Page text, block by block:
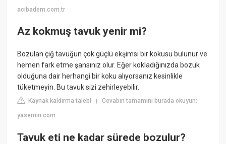
acibadem.com.tr
Az kokmuş tavuk yenir mi?
Bozulan çiğ tavuğun çok güçlü ekşimsi bir kokusu bulunur ve
hemen fark etme şansınız olur. Eğer kokladığınızda bozuk
olduğuna dair herhangi bir koku alıyorsanız kesinlikle
tüketmeyin. Bu tavuk sizi zehirleyebilir.
Kaynak kaldırma talebi |Cevabın tamamını burada okuyun:
yasemin.com
Tavuk eti ne kadar sürede bozulur?